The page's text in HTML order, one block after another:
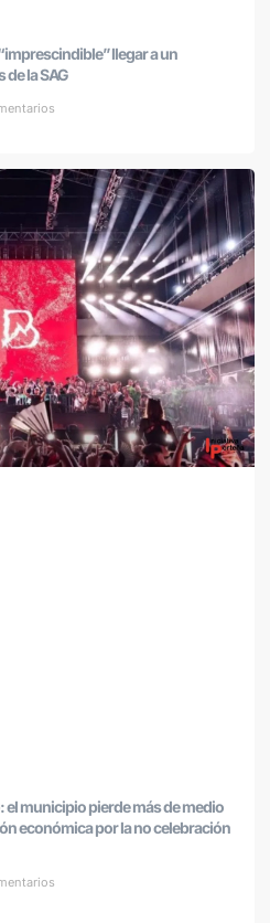
llegar a un
la SAG
el municipio pierde más de medio
económica por la no celebración